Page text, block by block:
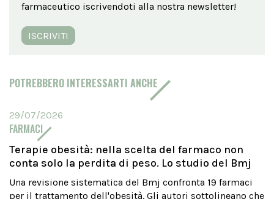
farmaceutico iscrivendoti alla nostra newsletter!
ISCRIVITI
POTREBBERO INTERESSARTI ANCHE
29/07/2026
FARMACI
Terapie obesità: nella scelta del farmaco non
conta solo la perdita di peso. Lo studio del Bmj
Una revisione sistematica del Bmj confronta 19 farmaci
per il trattamento dell'obesità. Gli autori sottolineano che